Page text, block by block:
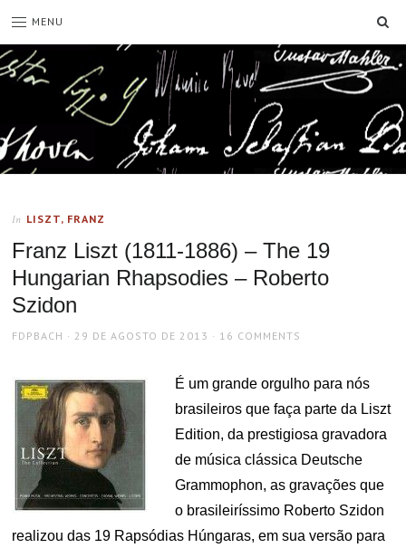
MENU
In LISZT, FRANZ
Franz Liszt (1811-1886) – The 19
Hungarian Rhapsodies – Roberto
Szidon
AUTHOR
FDPBACH
POSTED
29 DE AGOSTO DE 2013 16 COMMENTS
É um grande orgulho para nós
brasileiros que faça parte da Liszt
Edition, da prestigiosa gravadora
de música clássica Deutsche
Grammophon, as gravações que
o brasileiríssimo Roberto Szidon
realizou das 19 Rapsódias Húngaras, em sua versão para